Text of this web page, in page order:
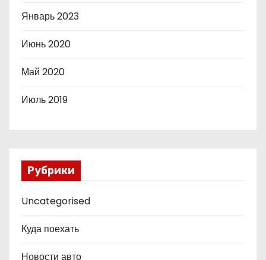
Январь 2023
Июнь 2020
Май 2020
Июль 2019
Рубрики
Uncategorised
Куда поехать
Новости авто